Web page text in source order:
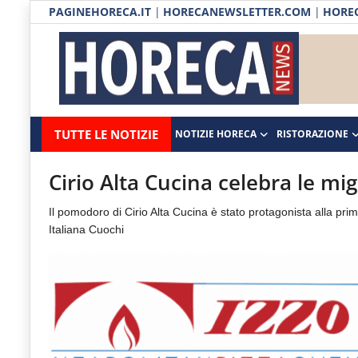
PAGINEHORECA.IT | HORECANEWSLETTER.COM |
Horecanews.it
-
Notizie
Horeca
Il
portale
Horeca
e
del
TUTTE LE NOTIZIE NOTIZIE HORECA RISTORAZIONE
Notizie HORECA
Ristorazione
Ospitalità
Distribuzione
Eventi
RUBRICHE
Cirio Alta Cucina celebra le
Il pomodoro di Cirio Alta Cucina è stato protagonista alla
Italiana Cuochi